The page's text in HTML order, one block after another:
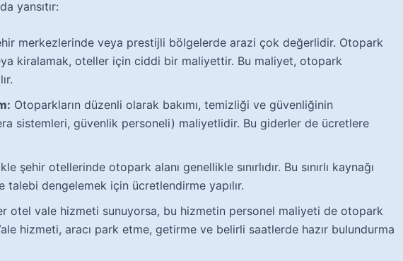
yansıtır:
merkezlerinde veya prestijli bölgelerde arazi çok değerlidir. Otopark
kiralamak, oteller için ciddi bir maliyettir. Bu maliyet, otopark
Otoparkların düzenli olarak bakımı, temizliği ve güvenliğinin
sistemleri, güvenlik personeli) maliyetlidir. Bu giderler de ücretlere
şehir otellerinde otopark alanı genellikle sınırlıdır. Bu sınırlı kaynağı
talebi dengelemek için ücretlendirme yapılır.
otel vale hizmeti sunuyorsa, bu hizmetin personel maliyeti de otopark
hizmeti, aracı park etme, getirme ve belirli saatlerde hazır bulundurma